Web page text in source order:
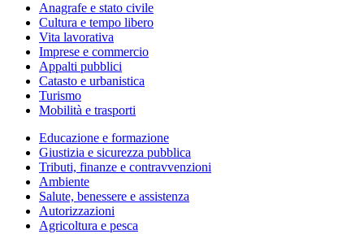
Anagrafe e stato civile
Cultura e tempo libero
Vita lavorativa
Imprese e commercio
Appalti pubblici
Catasto e urbanistica
Turismo
Mobilità e trasporti
Educazione e formazione
Giustizia e sicurezza pubblica
Tributi, finanze e contravvenzioni
Ambiente
Salute, benessere e assistenza
Autorizzazioni
Agricoltura e pesca